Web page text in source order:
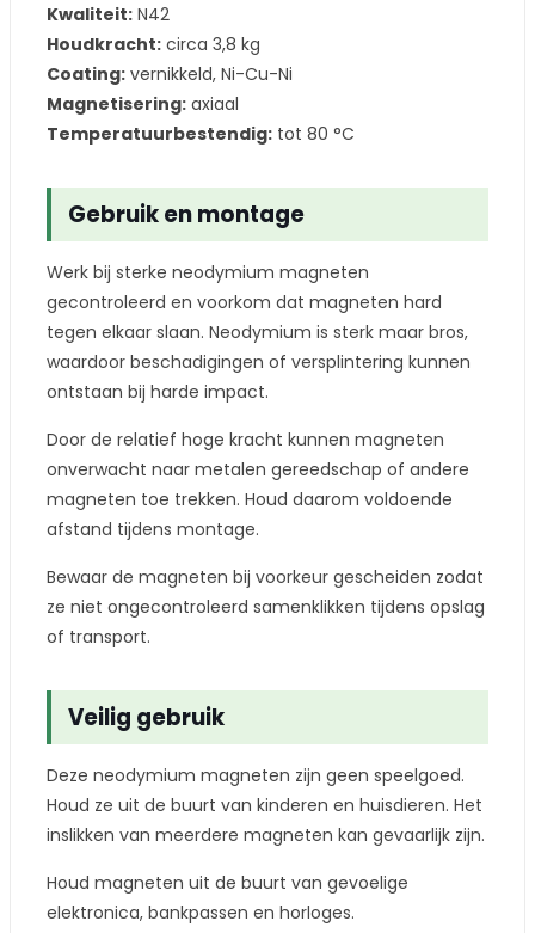
Kwaliteit: N42
Houdkracht: circa 3,8 kg
Coating: vernikkeld, Ni-Cu-Ni
Magnetisering: axiaal
Temperatuurbestendig: tot 80 °C
Gebruik en montage
Werk bij sterke neodymium magneten
gecontroleerd en voorkom dat magneten hard
tegen elkaar slaan. Neodymium is sterk maar bros,
waardoor beschadigingen of versplintering kunnen
ontstaan bij harde impact.
Door de relatief hoge kracht kunnen magneten
onverwacht naar metalen gereedschap of andere
magneten toe trekken. Houd daarom voldoende
afstand tijdens montage.
Bewaar de magneten bij voorkeur gescheiden zodat
ze niet ongecontroleerd samenklikken tijdens opslag
of transport.
Veilig gebruik
Deze neodymium magneten zijn geen speelgoed.
Houd ze uit de buurt van kinderen en huisdieren. Het
inslikken van meerdere magneten kan gevaarlijk zijn.
Houd magneten uit de buurt van gevoelige
elektronica, bankpassen en horloges.